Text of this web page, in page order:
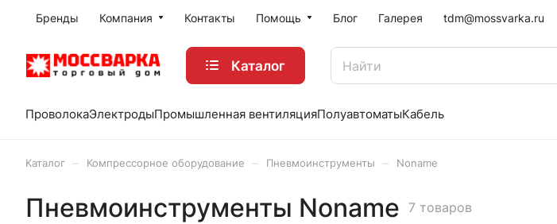
Бренды Компания Контакты Помощь Блог Галерея tdm@mossvarka.ru
Каталог
ПроволокаЭлектродыПромышленная вентиляцияПолуавтоматыКабель
Каталог Компрессорное оборудование Пневмоинструменты Noname
Пневмоинструменты Noname 7 товаров